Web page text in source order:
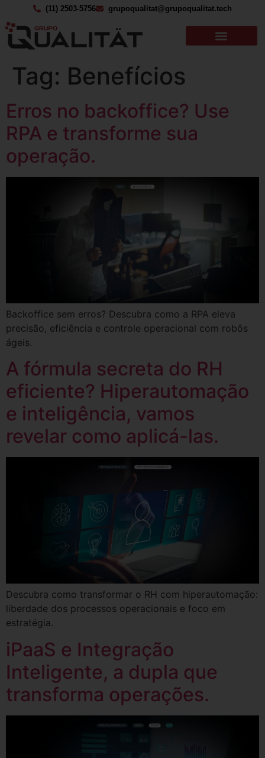
(11) 2503-5756 grupoqualitat@grupoqualitat.tech
Tag: Benefícios
Erros no backoffice? Use
RPA e transforme sua
operação.
Backoffice sem erros? Descubra como a RPA eleva
precisão, eficiência e controle operacional com robôs
ágeis.
A fórmula secreta do RH
eficiente? Hiperautomação
e inteligência, vamos
revelar como aplicá-las.
Descubra como transformar o RH com hiperautomação:
liberdade dos processos operacionais e foco em
estratégia.
iPaaS e Integração
Inteligente, a dupla que
transforma operações.